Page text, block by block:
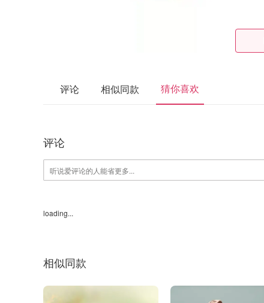
评论 相似同款 猜你喜欢
评论
loading...
相似同款